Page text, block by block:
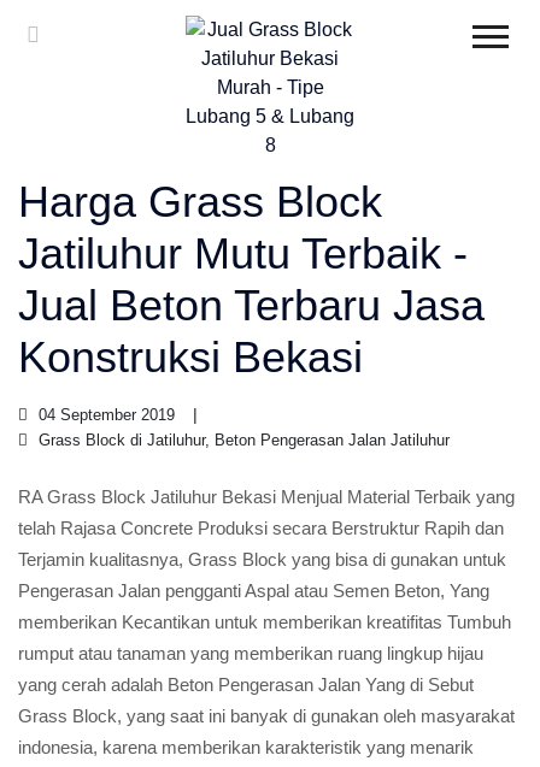
Harga Grass Block
Jatiluhur Mutu Terbaik -
Jual Beton Terbaru Jasa
Konstruksi Bekasi
04 September 2019
Grass Block di Jatiluhur, Beton Pengerasan Jalan Jatiluhur
RA Grass Block Jatiluhur Bekasi Menjual Material Terbaik yang
telah Rajasa Concrete Produksi secara Berstruktur Rapih dan
Terjamin kualitasnya, Grass Block yang bisa di gunakan untuk
Pengerasan Jalan pengganti Aspal atau Semen Beton, Yang
memberikan Kecantikan untuk memberikan kreatifitas Tumbuh
rumput atau tanaman yang memberikan ruang lingkup hijau
yang cerah adalah Beton Pengerasan Jalan Yang di Sebut
Grass Block, yang saat ini banyak di gunakan oleh masyarakat
indonesia, karena memberikan karakteristik yang menarik